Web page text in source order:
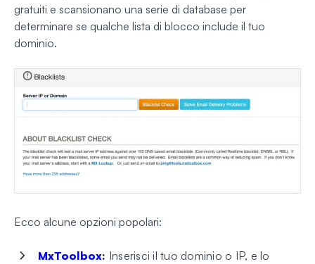
gratuiti e scansionano una serie di database per
determinare se qualche lista di blocco include il tuo
dominio.
Ecco alcune opzioni popolari:
MxToolbox: Inserisci il tuo dominio o IP, e lo